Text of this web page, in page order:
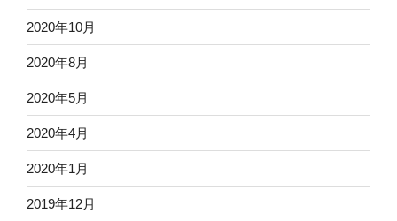
2020年10月
2020年8月
2020年5月
2020年4月
2020年1月
2019年12月